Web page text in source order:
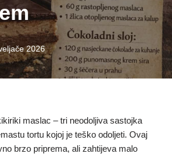
2026
maslac – tri neodoljiva sastojka
tortu kojoj je teško odoljeti. Ovaj
brzo priprema, ali zahtijeva malo